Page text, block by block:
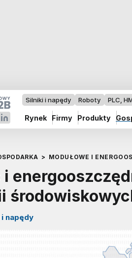
Silniki i napędy Roboty PLC,
Rynek Firmy Produkty
> MODUŁOWE I
i
i napędy